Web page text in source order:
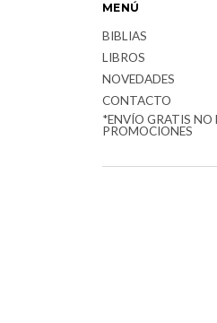
MENÚ
BIBLIAS
LIBROS
NOVEDADES
CONTACTO
*ENVÍO GRATIS NO
PROMOCIONES